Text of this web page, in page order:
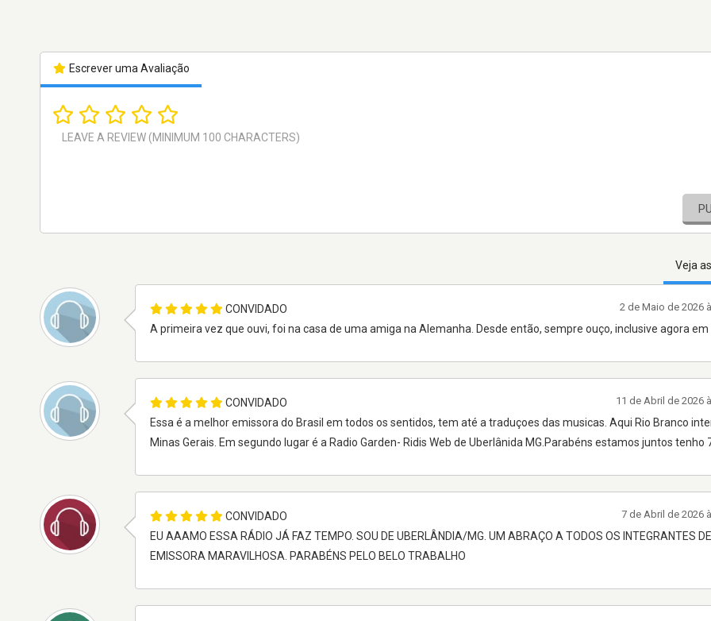
Escrever uma Avaliação
Veja
CONVIDADO
A primeira vez que ouvi, foi na casa de uma amiga na Alemanha. Desde então, sempre ouço, inclusive agora em
2 de Maio de 2026
CONVIDADO
Essa é a melhor emissora do Brasil em todos os sentidos, tem até a traduçoes das musicas. Aqui Rio Branco
Minas Gerais. Em segundo lugar é a Radio Garden- Ridis Web de Uberlânida MG.Parabéns estamos juntos tenho
11 de Abril de 2026
CONVIDADO
EU AAAMO ESSA RÁDIO JÁ FAZ TEMPO. SOU DE UBERLÂNDIA/MG. UM ABRAÇO A TODOS OS INTEGRANTES
EMISSORA MARAVILHOSA. PARABÉNS PELO BELO TRABALHO
7 de Abril de 2026